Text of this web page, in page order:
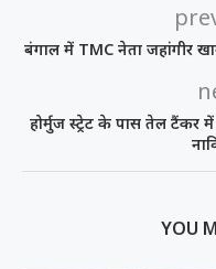
बंगाल में TMC नेता जहांगीर
होर्मुज स्ट्रेट के पास तेल टैंकर
YOU